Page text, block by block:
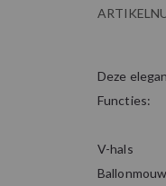
Deze
Functies:
V-hals